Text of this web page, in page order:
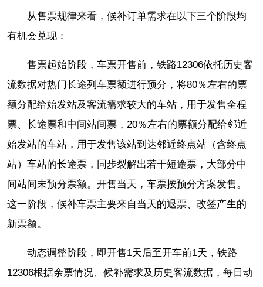
从售票规律来看，候补订单需求在以下三个阶段均
有机会兑现：
售票起始阶段，车票开售前，铁路12306依托历史客
流数据对热门长途列车票额进行预分，将80％左右的票
额分配给始发站及客流需求较大的车站，用于发售全程
票、长途票和中间站间票，20％左右的票额分配给邻近
始发站的车站，用于发售该站到达邻近终点站（含终点
站）车站的长途票，同步裂解出若干短途票，大部分中
间站间未预分票额。开售当天，车票按预分方案发售。
这一阶段，候补车票主要来自当天的退票、改签产生的
新票额。
动态调整阶段，即开售1天后至开车前1天，铁路
12306根据余票情况、候补需求及历史客流数据，每日动